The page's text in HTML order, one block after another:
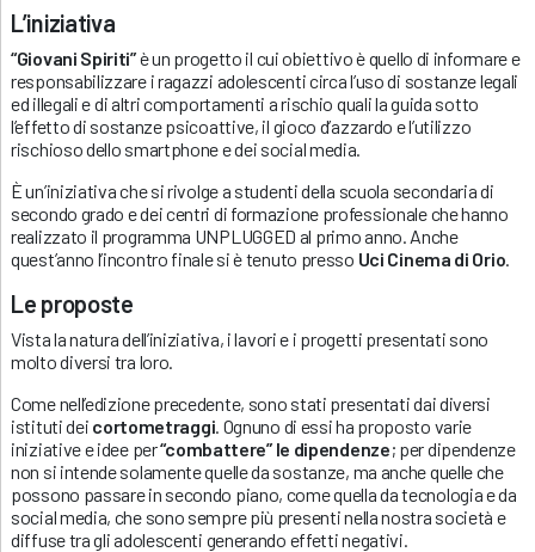
L’iniziativa
“Giovani Spiriti”è un progetto il cui obiettivo è quello di informare e
responsabilizzare i ragazzi adolescenti circa l’uso di sostanze legali
ed illegali e di altri comportamenti a rischio quali la guida sotto
l’effetto di sostanze psicoattive, il gioco d’azzardo e l’utilizzo
rischioso dello smartphone e dei social media.
È un’iniziativa che si rivolge a studenti della scuola secondaria di
secondo grado e dei centri di formazione professionale che hanno
realizzato il programma UNPLUGGED al primo anno. Anche
quest’anno l’incontro finale si è tenuto presso Uci Cinema di Orio
Le proposte
Vista la natura dell’iniziativa, i lavori e i progetti presentati sono
molto diversi tra loro.
Come nell’edizione precedente, sono stati presentati dai diversi
istituti dei cortometraggi . Ognuno di essi ha proposto varie
iniziative e idee per“combattere” le dipendenze; per dipendenze
non si intende solamente quelle da sostanze, ma anche quelle che
possono passare in secondo piano, come quella da tecnologia e da
social media, che sono sempre più presenti nella nostra società e
diffuse tra gli adolescenti generando effetti negativi.